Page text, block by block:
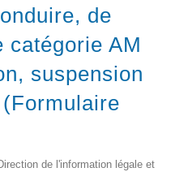
de
catégorie AM
suspension
de l'information légale et